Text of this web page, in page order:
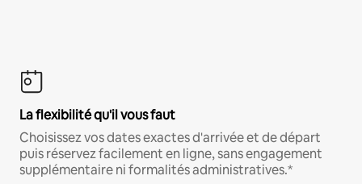
La flexibilité qu'il vous faut
Choisissez vos dates exactes d'arrivée et de départ
puis réservez facilement en ligne, sans engagement
supplémentaire ni formalités administratives.*